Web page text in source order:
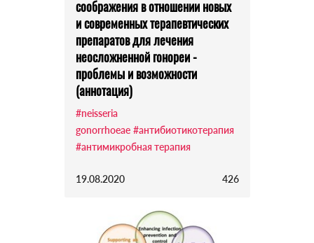
соображения в отношении новых
и современных терапевтических
препаратов для лечения
неосложненной гонореи -
проблемы и возможности
(аннотация)
#neisseria
gonorrhoeae #антибиотикотерапия
#антимикробная терапия
19.08.2020 426